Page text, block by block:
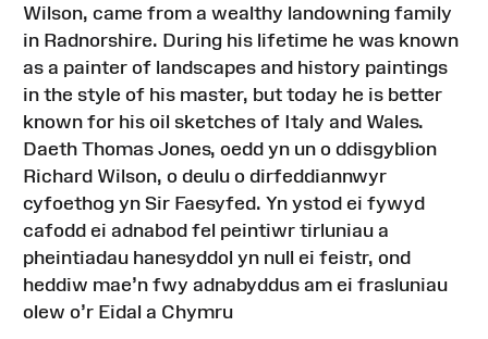
Wilson, came from a wealthy landowning family
in Radnorshire. During his lifetime he was known
as a painter of landscapes and history paintings
in the style of his master, but today he is better
known for his oil sketches of Italy and Wales.
Daeth Thomas Jones, oedd yn un o ddisgyblion
Richard Wilson, o deulu o dirfeddiannwyr
cyfoethog yn Sir Faesyfed. Yn ystod ei fywyd
cafodd ei adnabod fel peintiwr tirluniau a
pheintiadau hanesyddol yn null ei feistr, ond
heddiw mae’n fwy adnabyddus am ei frasluniau
olew o’r Eidal a Chymru